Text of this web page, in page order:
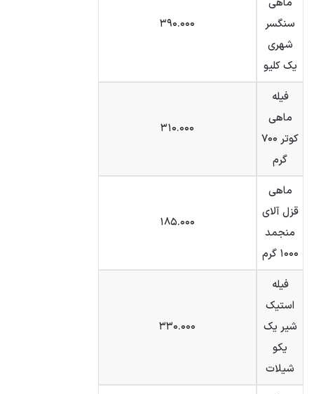
ماهی
سنگسر
شهری
یک کلیو
۳۹۰.۰۰۰
فیله
ماهی
کوتر ۷۰۰
گرم
۳۱۰.۰۰۰
ماهی
قزل آلای
منجمد
۱۰۰۰ گرم
۱۸۵.۰۰۰
فیله
استیک
شیر یک
یکو
شیلات
۳۳۰.۰۰۰